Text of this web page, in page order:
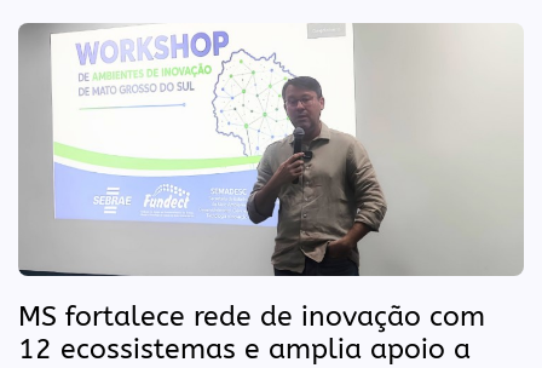
MS fortalece rede de inovação com
12 ecossistemas e amplia apoio a